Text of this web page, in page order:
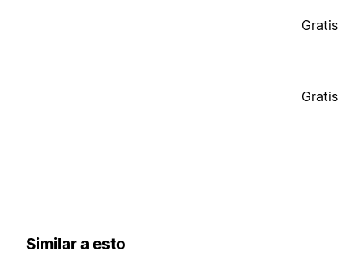
Gratis
Gratis
Similar a esto